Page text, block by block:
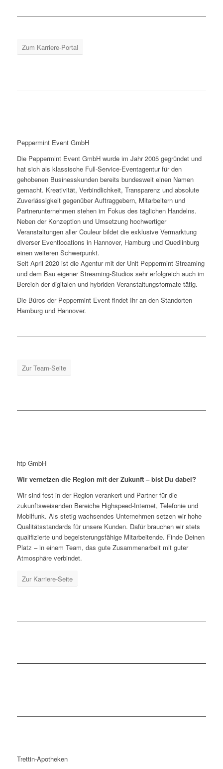
Zum Karriere-Portal
Peppermint Event GmbH
Die Peppermint Event GmbH wurde im Jahr 2005 gegründet und
hat sich als klassische Full-Service-Eventagentur für den
gehobenen Businesskunden bereits bundesweit einen Namen
gemacht. Kreativität, Verbindlichkeit, Transparenz und absolute
Zuverlässigkeit gegenüber Auftraggebern, Mitarbeitern und
Partnerunternehmen stehen im Fokus des täglichen Handelns.
Neben der Konzeption und Umsetzung hochwertiger
Veranstaltungen aller Couleur bildet die exklusive Vermarktung
diverser Eventlocations in Hannover, Hamburg und Quedlinburg
einen weiteren Schwerpunkt.
Seit April 2020 ist die Agentur mit der Unit Peppermint Streaming
und dem Bau eigener Streaming-Studios sehr erfolgreich auch im
Bereich der digitalen und hybriden Veranstaltungsformate tätig.
Die Büros der Peppermint Event findet Ihr an den Standorten
Hamburg und Hannover.
Zur Team-Seite
htp GmbH
Wir vernetzen die Region mit der Zukunft – bist Du dabei?
Wir sind fest in der Region verankert und Partner für die
zukunftsweisenden Bereiche Highspeed-Internet, Telefonie und
Mobilfunk. Als stetig wachsendes Unternehmen setzen wir hohe
Qualitätsstandards für unsere Kunden. Dafür brauchen wir stets
qualifizierte und begeisterungsfähige Mitarbeitende. Finde Deinen
Platz – in einem Team, das gute Zusammenarbeit mit guter
Atmosphäre verbindet.
Zur Karriere-Seite
Trettin-Apotheken